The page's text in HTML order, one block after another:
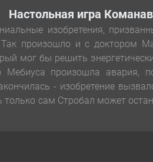
Настольная игра
изобретения,
Так произошло и с доктором
мог бы решить
Мебиуса произошла авария,
- изобретение
сам Стробал может